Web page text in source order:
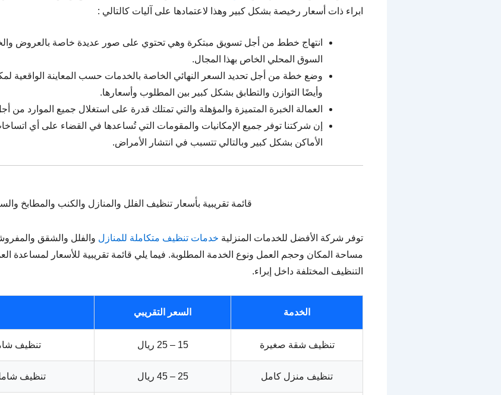
ابراء ذات أسعار رخيصة بشكل كبير وهذا لاعتمادها على آليات كالتالي :
انتهاج خطط من أجل تسويق مبتكرة وهي تحتوي على صور عديدة خاصة بالعروض
السوق المحلي الخاص بهذا المجال.
وضع خطة من أجل تحديد السعر النهائي الخاصة بالخدمات حسب المعاينة الواقعية
وأيضًا التوازن والتطابق بشكل كبير بين المطلوب وأسعارها.
العمالة الخبرة المتميزة والمؤهلة والتي تمتلك قدرة على استغلال جميع الموارد
إن شركتنا توفر جميع الإمكانيات والمقومات التي تُساعدها في القضاء على أي
الأماكن بشكل كبير وبالتالي تتسبب في انتشار الأمراض.
قائمة تقريبية بأسعار تنظيف الفلل والمنازل والكنب والمطابخ
توفر شركة الأفضل للخدمات المنزلية خدمات تنظيف متكاملة للمنازل والفلل والشقق
مساحة المكان وحجم العمل ونوع الخدمة المطلوبة. فيما يلي قائمة تقريبية للأسعار لمساعدة
التنظيف المختلفة داخل إبراء.
الخدمة السعر التقريبي
تنظيف شقة صغيرة 15 – 25 ريال تنظيف
تنظيف منزل كامل 25 – 45 ريال تنظيف